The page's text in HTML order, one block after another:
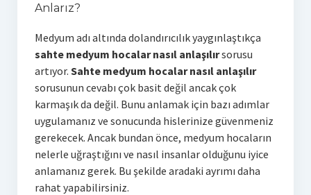
Anlarız?
Medyum adı altında dolandırıcılık yaygınlaştıkça
sahte medyum hocalar nasıl anlaşılırsorusu
artıyor. Sahte medyum hocalar nasıl anlaşılır
sorusunun cevabı çok basit değil ancak çok
karmaşık da değil. Bunu anlamak için bazı adımlar
uygulamanız ve sonucunda hislerinize güvenmeniz
gerekecek. Ancak bundan önce, medyum hocaların
nelerle uğraştığını ve nasıl insanlar olduğunu iyice
anlamanız gerek. Bu şekilde aradaki ayrımı daha
rahat yapabilirsiniz.